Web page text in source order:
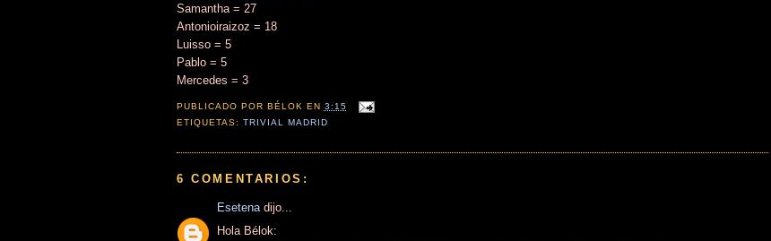
Samantha = 27
Antonioiraizoz = 18
Luisso = 5
Pablo = 5
Mercedes = 3
PUBLICADO POR BÉLOK EN 3:15
ETIQUETAS: TRIVIAL MADRID
6 COMENTARIOS:
Esetena dijo...
Hola Bélok: